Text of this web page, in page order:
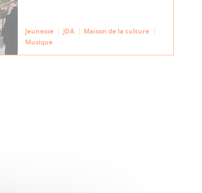
Jeunesse JDA
Maison de la culture
Musique